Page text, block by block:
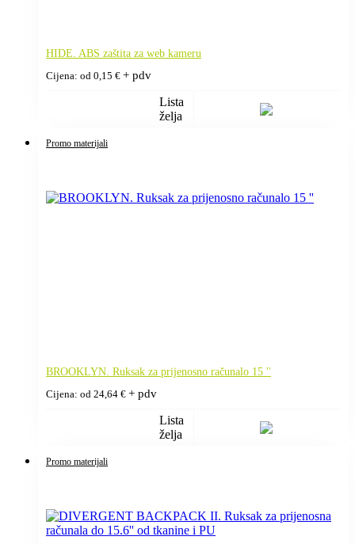
HIDE. ABS zaštita za web kameru
Cijena: od 0,15 € + pdv
Lista
želja
Promo materijali
BROOKLYN. Ruksak za prijenosno računalo 15 ''
Cijena: od 24,64 € + pdv
Lista
želja
Promo materijali